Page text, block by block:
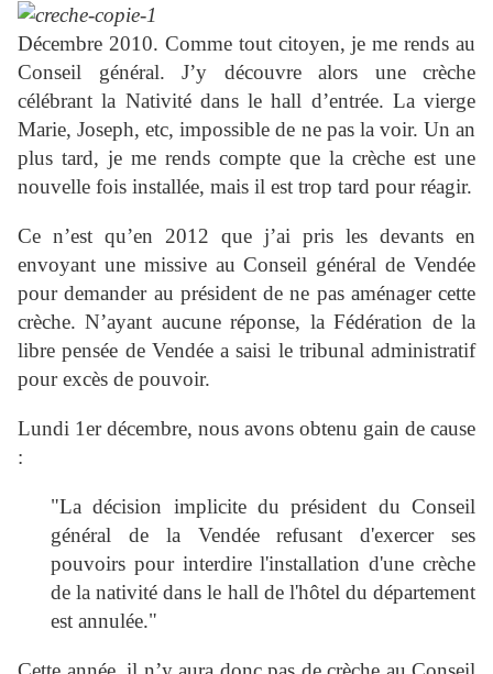
Décembre 2010. Comme tout citoyen, je me rends au
Conseil général. J’y découvre alors une crèche
célébrant la Nativité dans le hall d’entrée. La vierge
Marie, Joseph, etc, impossible de ne pas la voir. Un an
plus tard, je me rends compte que la crèche est une
nouvelle fois installée, mais il est trop tard pour réagir.
Ce n’est qu’en 2012 que j’ai pris les devants en
envoyant une missive au Conseil général de Vendée
pour demander au président de ne pas aménager cette
crèche. N’ayant aucune réponse, la Fédération de la
libre pensée de Vendée a saisi le tribunal administratif
pour excès de pouvoir.
Lundi 1er décembre, nous avons obtenu gain de cause
:
"La décision implicite du président du Conseil
général de la Vendée refusant d'exercer ses
pouvoirs pour interdire l'installation d'une crèche
de la nativité dans le hall de l'hôtel du département
est annulée."